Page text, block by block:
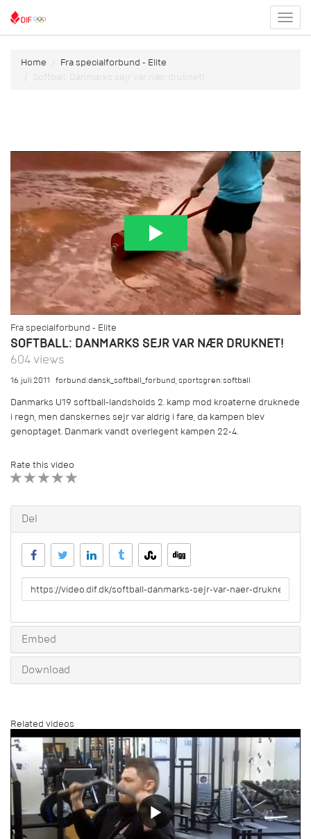
menu
Home
Fra specialforbund - Elite
Softball: Danmarks sejr var nær druknet!
Fra specialforbund - Elite
SOFTBALL: DANMARKS SEJR VAR NÆR DRUKNET!
604 views
16. juli 2011 forbund:dansk_softball_forbund,sportsgren:softball
Danmarks U19 softball-landsholds 2. kamp mod kroaterne druknede
i regn, men danskernes sejr var aldrig i fare, da kampen blev
genoptaget. Danmark vandt overlegent kampen 22-4.
Rate this video
Del
URL
to
Embed
Download
Related videos